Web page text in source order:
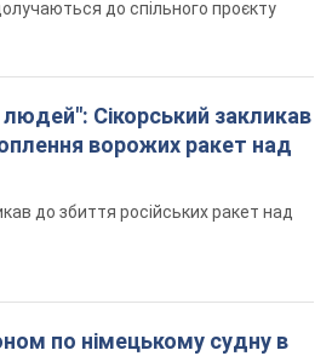
до спільного проєкту
Сікорський закликав
ворожих ракет над
до збиття російських ракет над
по німецькому судну в